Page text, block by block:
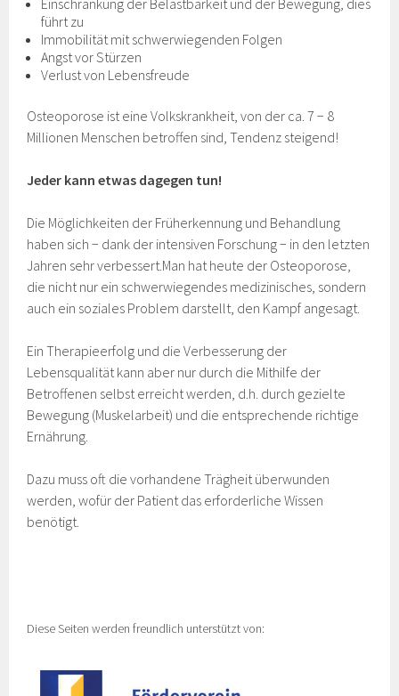
Einschränkung der Belastbarkeit und der Bewegung, dies
führt zu
Immobilität mit schwerwiegenden Folgen
Angst vor Stürzen
Verlust von Lebensfreude
Osteoporose ist eine Volkskrankheit, von der ca. 7 − 8
Millionen Menschen betroffen sind, Tendenz steigend!
Jeder kann etwas dagegen tun!
Die Möglichkeiten der Früherkennung und Behandlung
haben sich − dank der intensiven Forschung − in den letzten
Jahren sehr verbessert.Man hat heute der Osteoporose,
die nicht nur ein schwerwiegendes medizinisches, sondern
auch ein soziales Problem darstellt, den Kampf angesagt.
Ein Therapieerfolg und die Verbesserung der
Lebensqualität kann aber nur durch die Mithilfe der
Betroffenen selbst erreicht werden, d.h. durch gezielte
Bewegung (Muskelarbeit) und die entsprechende richtige
Ernährung.
Dazu muss oft die vorhandene Trägheit überwunden
werden, wofür der Patient das erforderliche Wissen
benötigt.
Diese Seiten werden freundlich unterstützt von: